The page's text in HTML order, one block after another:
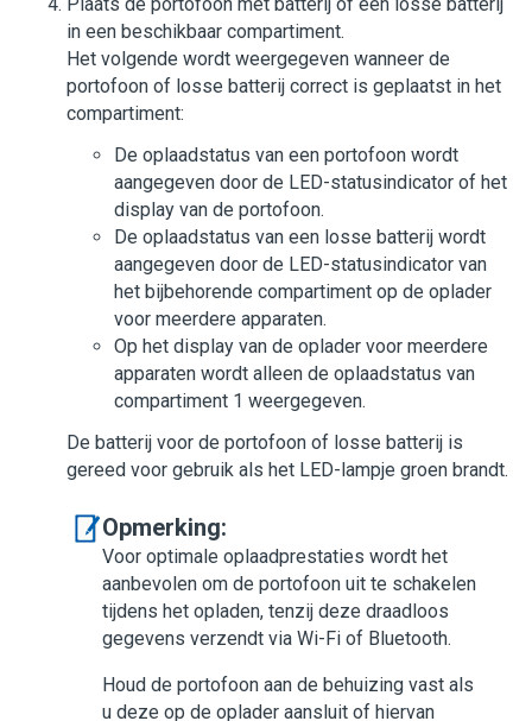
in een beschikbaar compartiment.
Het volgende wordt weergegeven wanneer de
portofoon of losse batterij correct is geplaatst in het
compartiment:
De oplaadstatus van een portofoon wordt
aangegeven door de LED-statusindicator of het
display van de portofoon.
De oplaadstatus van een losse batterij wordt
aangegeven door de LED-statusindicator van
het bijbehorende compartiment op de oplader
voor meerdere apparaten.
Op het display van de oplader voor meerdere
apparaten wordt alleen de oplaadstatus van
compartiment 1 weergegeven.
De batterij voor de portofoon of losse batterij is
gereed voor gebruik als het LED-lampje groen brandt.
Opmerking:
Voor optimale oplaadprestaties wordt het
aanbevolen om de portofoon uit te schakelen
tijdens het opladen, tenzij deze draadloos
gegevens verzendt via Wi-Fi of Bluetooth.
Houd de portofoon aan de behuizing vast als
u deze op de oplader aansluit of hiervan